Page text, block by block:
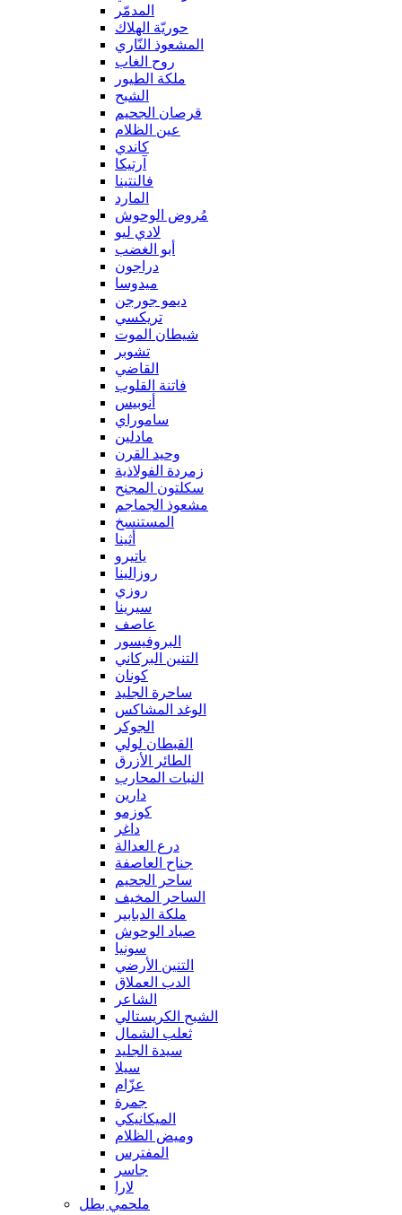
المدمّر
حوريّة الهلاك
المشعوذ النّاري
روح الغاب
ملكة الطيور
الشبح
قرصان الجحيم
عين الظلام
كاندي
آرتيكا
فالنتينا
المارد
مُروض الوحوش
لادي ليو
أبو الغضب
دراجون
ميدوسا
ديمو جورجن
تريكسي
شيطان الموت
تشوبر
القاضي
فاتنة القلوب
أنوبيس
ساموراي
مادلين
وحيد القرن
زمردة الفولاذية
سكلتون المجنح
مشعوذ الجماجم
المستنسخ
أثينا
ياتيرو
روزالينا
روزي
سيرينا
عاصف
البروفيسور
التنين البركاني
كونان
ساحرة الجليد
الوغد المشاكس
الجوكر
القبطان لولي
الطائر الأزرق
النبات المحارب
دارين
كوزمو
داغر
درع العدالة
جناح العاصفة
ساحر الجحيم
الساحر المخيف
ملكة الدبابير
صياد الوحوش
سونيا
التنين الأرضي
الدب العملاق
الشاعر
الشبح الكريستالي
ثعلب الشمال
سيدة الجليد
سيلا
عزّام
جمرة
الميكانيكي
وميض الظلام
المفترس
جاسر
لارا
ملحمي بطل